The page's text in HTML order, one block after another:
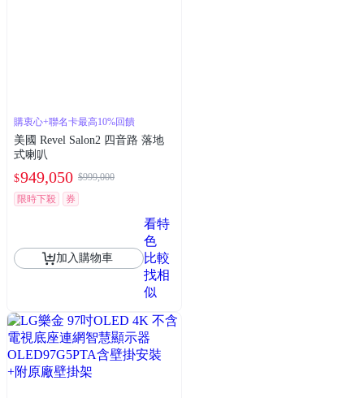
購衷心+聯名卡最高10%回饋
美國 Revel Salon2 四音路 落地
式喇叭
$949,050 $999,000
限時下殺
券
加入購物車
看特
色
比較
找相
似